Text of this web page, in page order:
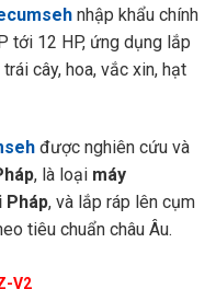
nhập khẩu chính
tới 12 HP, ứng dụng lắp
cây, hoa, vắc xin, hạt
được nghiên cứu và
, là loại máy
Pháp, và lắp ráp lên cụm
tiêu chuẩn châu Âu.
V2